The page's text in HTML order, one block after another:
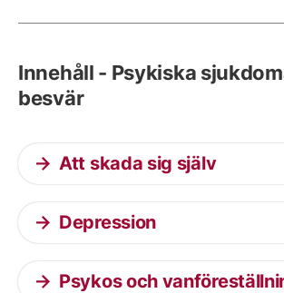
Innehåll - Psykiska
besvär
Att skada sig själv
Depression
Psykos och